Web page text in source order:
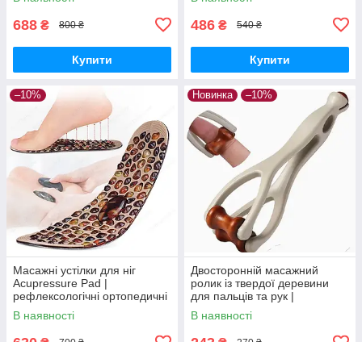
LED-лампа
688 ₴ 800 ₴
Купити
інтенсивності
486 ₴ 540 ₴
Купити
–10%
Масажні устілки для ніг
Acupressure Pad |
рефлексологічні ортопедичні
устілки | анти-втома,
стимуляція точок стопи
В наявності
Новинка –10%
Двосторонній масажний
ролик із твердої деревини
для пальців та рук |
компактний ручний масажер
для релаксу
В наявності